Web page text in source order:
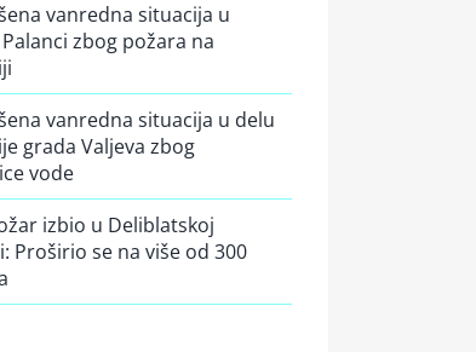
vanredna situacija u
zbog požara na
vanredna situacija u delu
grada Valjeva zbog
vode
izbio u Deliblatskoj
Proširio se na više od 300